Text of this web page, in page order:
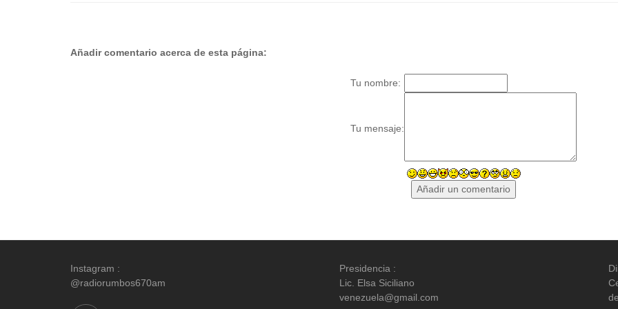
Añadir comentario acerca de esta página:
Tu nombre:
Tu mensaje:
Instagram :
@radiorumbos670am
Presidencia :
Lic. Elsa Siciliano
venezuela@gmail.com